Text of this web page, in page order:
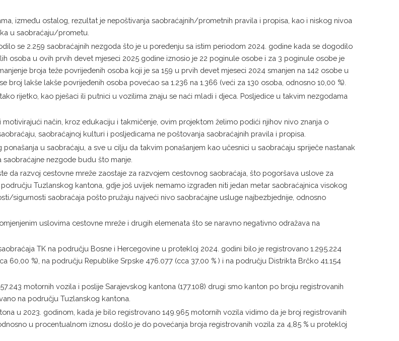
između ostalog, rezultat je nepoštivanja saobraćajnih/prometnih pravila i propisa, kao i niskog nivoa
u saobraćaju/prometu.
se 2.259 saobraćajnih nezgoda što je u poređenju sa istim periodom 2024. godine kada se dogodilo
osoba u ovih prvih devet mjeseci 2025 godine iznosio je 22 poginule osobe i za 3 poginule osobe je
broja teže povrijeđenih osoba koji je sa 159 u prvih devet mjeseci 2024 smanjen na 142 osobe u
broj lakše lakše povrijeđenih osoba povećao sa 1.236 na 1.366 (veći za 130 osoba, odnosno 10,00 %).
rijetko, kao pješaci ili putnici u vozilima znaju se naći mladi i djeca. Posljedice u takvim nezgodama
način, kroz edukaciju i takmičenje, ovim projektom želimo podići njihov nivo znanja o
saobraćajnoj kulturi i posljedicama ne poštovanja saobraćajnih pravila i propisa.
u saobraćaju, a sve u cilju da takvim ponašanjem kao učesnici u saobraćaju spriječe nastanak
nezgode budu što manje.
da razvoj cestovne mreže zaostaje za razvojem cestovnog saobraćaja, što pogoršava uslove za
Tuzlanskog kantona, gdje još uvijek nemamo izgrađen niti jedan metar saobraćajnica visokog
sigurnosti saobraćaja pošto pružaju najveći nivo saobraćajne usluge najbezbjednije, odnosno
uslovima cestovne mreže i drugih elemenata što se naravno negativno odražava na
TK na području Bosne i Hercegovine u protekloj 2024. godini bilo je registrovano 1.295.224
%), na području Republike Srpske 476.077 (cca 37,00 % ) i na području Distrikta Brčko 41.154
motornih vozila i poslije Sarajevskog kantona (177.108) drugi smo kanton po broju registrovanih
na području Tuzlanskog kantona.
u 2023. godinom, kada je bilo registrovano 149.965 motornih vozila vidimo da je broj registrovanih
u procentualnom iznosu došlo je do povećanja broja registrovanih vozila za 4,85 % u protekloj